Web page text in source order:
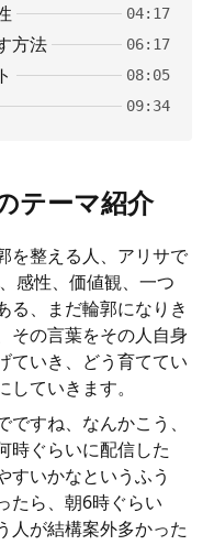
04:17
方法 06:17
08:05
09:34
テーマ紹介
を整える人、アリサで
感性、価値観、一つ
る、まだ輪郭になりき
その言葉をその人自身
ていき、どう育ててい
ていきます。
すね、なんかこう、
時ぐらいに配信した
すいかなというふう
たら、朝6時ぐらい
人が結構案外多かった